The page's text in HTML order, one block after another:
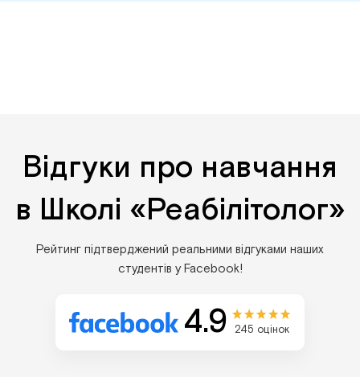
Відгуки про навчання
в Школі «Реабілітолог»
Рейтинг підтверджений реальними відгуками наших
студентів у Facebook!
4.9 245 оцінок